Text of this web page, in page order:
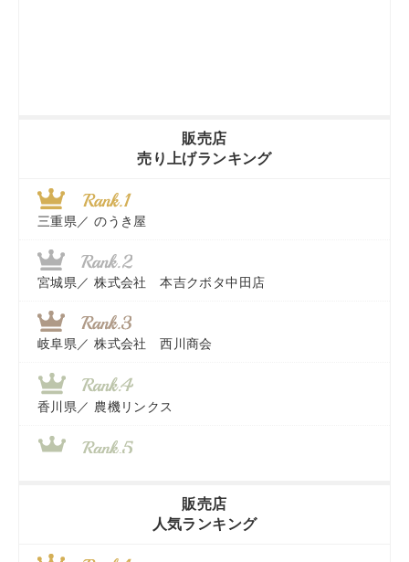
販売店
売り上げランキング
三重県／ のうき屋
宮城県／ 株式会社 本吉クボタ中田店
岐阜県／ 株式会社 西川商会
香川県／ 農機リンクス
近江商事合同会社：「茨城中古農建機販売」
販売店
人気ランキング